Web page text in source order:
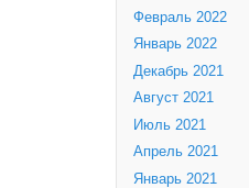
Февраль 2022
Январь 2022
Декабрь 2021
Август 2021
Июль 2021
Апрель 2021
Январь 2021